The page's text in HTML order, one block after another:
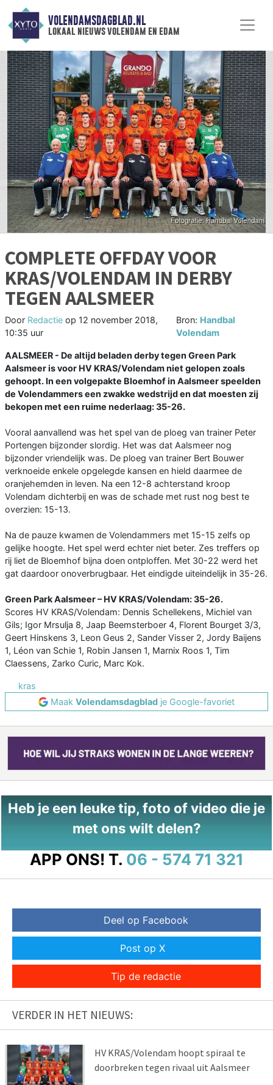
VOLENDAMSDAGBLAD.NL
lokaal nieuws volendam en edam
COMPLETE OFFDAY VOOR
KRAS/VOLENDAM IN DERBY
TEGEN AALSMEER
Door Redactie op 12 november 2018,
10:35 uur
Bron: Handbal
Volendam
AALSMEER - De altijd beladen derby tegen Green Park
Aalsmeer is voor HV KRAS/Volendam niet gelopen zoals
gehoopt. In een volgepakte Bloemhof in Aalsmeer speelden
de Volendammers een zwakke wedstrijd en dat moesten zij
bekopen met een ruime nederlaag: 35-26.
Vooral aanvallend was het spel van de ploeg van trainer Peter
Portengen bijzonder slordig. Het was dat Aalsmeer nog
bijzonder vriendelijk was. De ploeg van trainer Bert Bouwer
verknoeide enkele opgelegde kansen en hield daarmee de
oranjehemden in leven. Na een 12-8 achterstand kroop
Volendam dichterbij en was de schade met rust nog best te
overzien: 15-13.
Na de pauze kwamen de Volendammers met 15-15 zelfs op
gelijke hoogte. Het spel werd echter niet beter. Zes treffers op
rij liet de Bloemhof bijna doen ontploffen. Met 30-22 werd het
gat daardoor onoverbrugbaar. Het eindigde uiteindelijk in 35-26.
Green Park Aalsmeer – HV KRAS/Volendam: 35-26.
Scores HV KRAS/Volendam: Dennis Schellekens, Michiel van
Gils; Igor Mrsulja 8, Jaap Beemsterboer 4, Florent Bourget 3/3,
Geert Hinskens 3, Leon Geus 2, Sander Visser 2, Jordy Baijens
1, Léon van Schie 1, Robin Jansen 1, Marnix Roos 1, Tim
Claessens, Zarko Curic, Marc Kok.
kras
Maak Volendamsdagblad je Google-favoriet
Heb je een leuke tip, foto of video die je
met ons wilt delen?
APP ONS! T. 06 - 574 71 321
Deel op Facebook
Post op X
Tip de redactie
VERDER IN HET NIEUWS:
HV KRAS/Volendam hoopt spiraal te
doorbreken tegen rivaal uit Aalsmeer